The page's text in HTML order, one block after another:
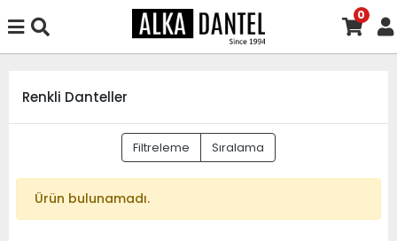
0
Renkli Danteller
Filtreleme Sıralama
Ürün bulunamadı.